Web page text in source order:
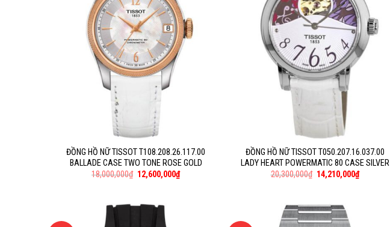
ĐỒNG HỒ NỮ TISSOT T108.208.26.117.00
BALLADE CASE TWO TONE ROSE GOLD
18,000,000₫ 12,600,000₫
ĐỒNG HỒ NỮ TISSOT T050.207.16.037.00
LADY HEART POWERMATIC 80 CASE SILVER
20,300,000₫ 14,210,000₫